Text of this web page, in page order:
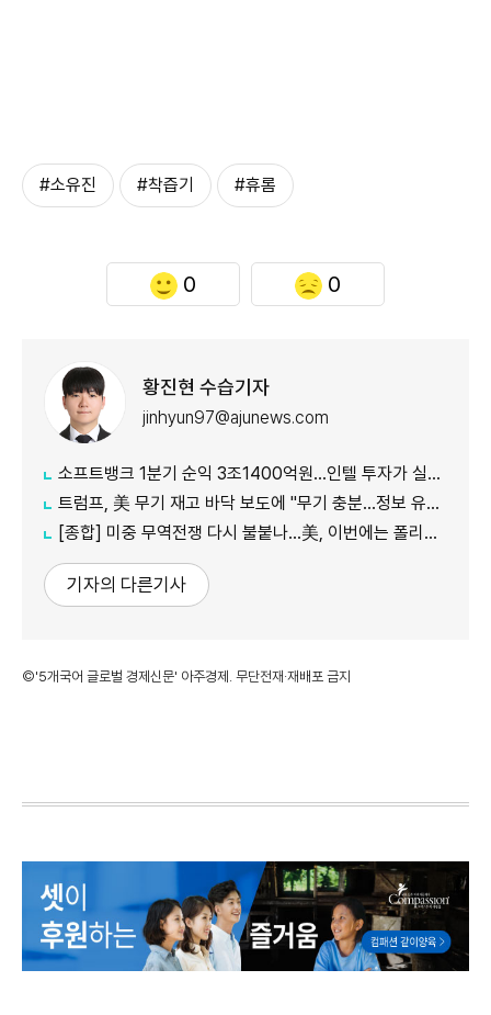
#소유진 #착즙기 #휴롬
0 0
황진현 수습기자
jinhyun97@ajunews.com
소프트뱅크 1분기 순익 3조1400억원…인텔 투자가 실적 견인
트럼프, 美 무기 재고 바닥 보도에 "무기 충분…정보 유출자에 장기형"
[종합] 미중 무역전쟁 다시 불붙나…美, 이번에는 폴리실리콘 관세 15% 추진
기자의 다른기사
©'5개국어 글로벌 경제신문' 아주경제. 무단전재·재배포 금지